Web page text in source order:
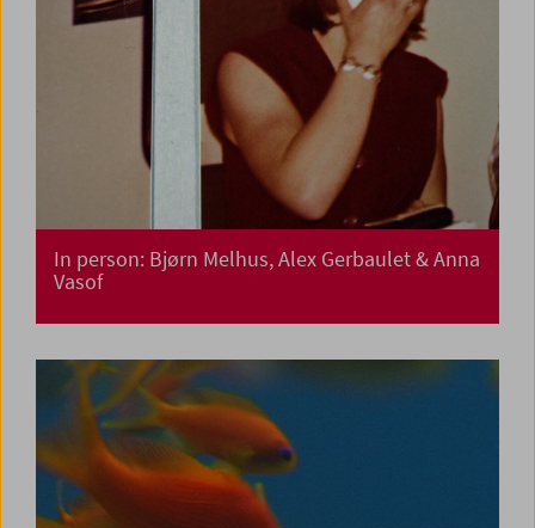
In person: Bjørn Melhus, Alex Gerbaulet & Anna
Vasof